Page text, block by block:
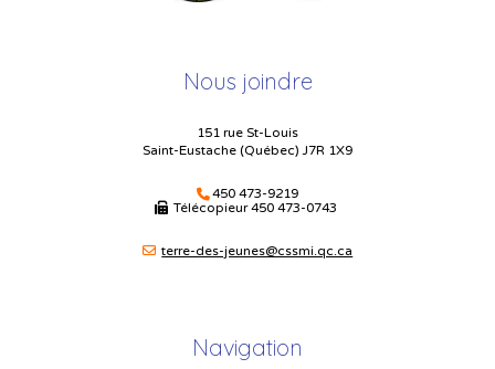
Nous joindre
151 rue St-Louis
Saint-Eustache (Québec) J7R 1X9
450 473-9219
Télécopieur450 473-0743
terre-des-jeunes@cssmi.qc.ca
Navigation